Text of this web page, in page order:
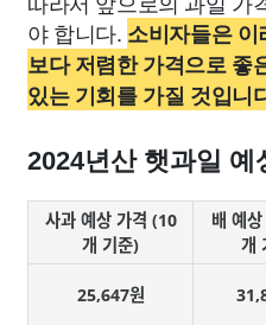
야 합니다. 소비자들은
보다 저렴한 가격으로 좋
있는 기회를 가질 것입니
2024년산 햇과일 예
사과 예상 가격 (10
개 기준)
배 예
개
25,647원